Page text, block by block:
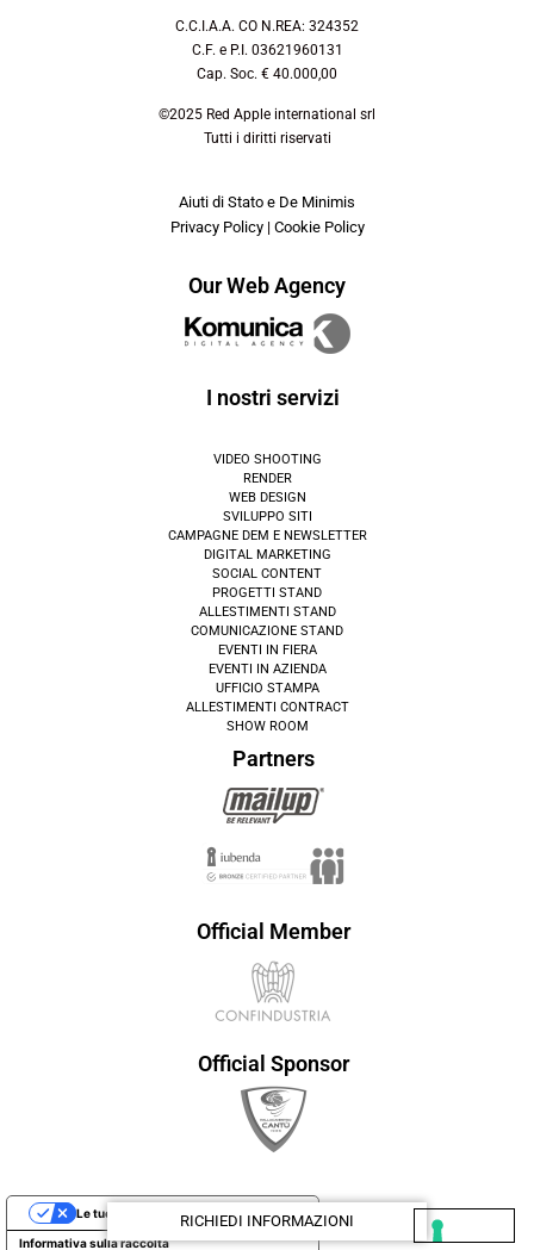
C.C.I.A.A. CO N.REA: 324352
C.F. e P.I. 03621960131
Cap. Soc. € 40.000,00
©2025 Red Apple international srl
Tutti i diritti riservati
Aiuti di Stato e De Minimis
Privacy Policy| Cookie Policy
Our Web Agency
I nostri servizi
VIDEO SHOOTING
RENDER
WEB DESIGN
SVILUPPO SITI
CAMPAGNE DEM E NEWSLETTER
DIGITAL MARKETING
SOCIAL CONTENT
PROGETTI STAND
ALLESTIMENTI STAND
COMUNICAZIONE STAND
EVENTI IN FIERA
EVENTI IN AZIENDA
UFFICIO STAMPA
ALLESTIMENTI CONTRACT
SHOW ROOM
Partners
Official Member
Official Sponsor
RICHIEDI INFORMAZIONI
Informativa sulla raccolta
Le tue preferenze relative alla privacy